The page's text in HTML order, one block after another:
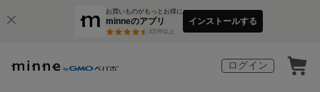
お買いものがもっとお得に
minneのアプリ
3万件以上
インストールする
ログイン